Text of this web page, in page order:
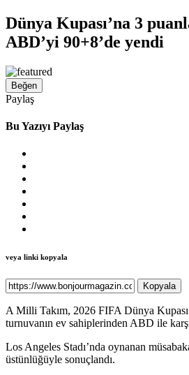
Dünya Kupası’na 3
ABD’yi 90+8’de yendi
Beğen
Paylaş
Bu Yazıyı Paylaş
veya linki kopyala
Kopyala
A Milli Takım, 2026 FIFA Dünya
turnuvanın ev sahiplerinden ABD ile
Los Angeles Stadı’nda oynanan
üstünlüğüyle sonuçlandı.